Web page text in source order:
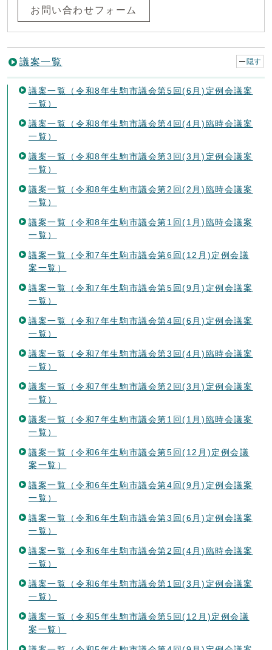
お問い合わせフォーム
議案一覧 隠す
議案一覧（令和8年生駒市議会第5回(6月)定例会議案
一覧）
議案一覧（令和8年生駒市議会第4回(4月)臨時会議案
一覧）
議案一覧（令和8年生駒市議会第3回(3月)定例会議案
一覧）
議案一覧（令和8年生駒市議会第2回(2月)臨時会議案
一覧）
議案一覧（令和8年生駒市議会第1回(1月)臨時会議案
一覧）
議案一覧（令和7年生駒市議会第6回(12月)定例会議
案一覧）
議案一覧（令和7年生駒市議会第5回(9月)定例会議案
一覧）
議案一覧（令和7年生駒市議会第4回(6月)定例会議案
一覧）
議案一覧（令和7年生駒市議会第3回(4月)臨時会議案
一覧）
議案一覧（令和7年生駒市議会第2回(3月)定例会議案
一覧）
議案一覧（令和7年生駒市議会第1回(1月)臨時会議案
一覧）
議案一覧（令和6年生駒市議会第5回(12月)定例会議
案一覧）
議案一覧（令和6年生駒市議会第4回(9月)定例会議案
一覧）
議案一覧（令和6年生駒市議会第3回(6月)定例会議案
一覧）
議案一覧（令和6年生駒市議会第2回(4月)臨時会議案
一覧）
議案一覧（令和6年生駒市議会第1回(3月)定例会議案
一覧）
議案一覧（令和5年生駒市議会第5回(12月)定例会議
案一覧）